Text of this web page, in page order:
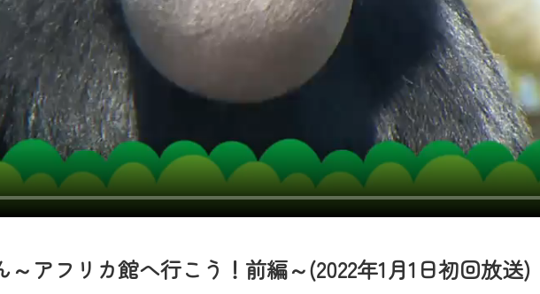
アフリカ館へ行こう！前編～(2022年1月1日初回放送)
、MyIDが必要となります。
含むCCNetの各種サービスをご利用頂くためのIDです。
アドレスで設定できます。
ールアドレスでも作成可能です）
の新規登録はこちら
は引き続きご視聴いただけます。
ともないメンテナンス作業を予定しています。